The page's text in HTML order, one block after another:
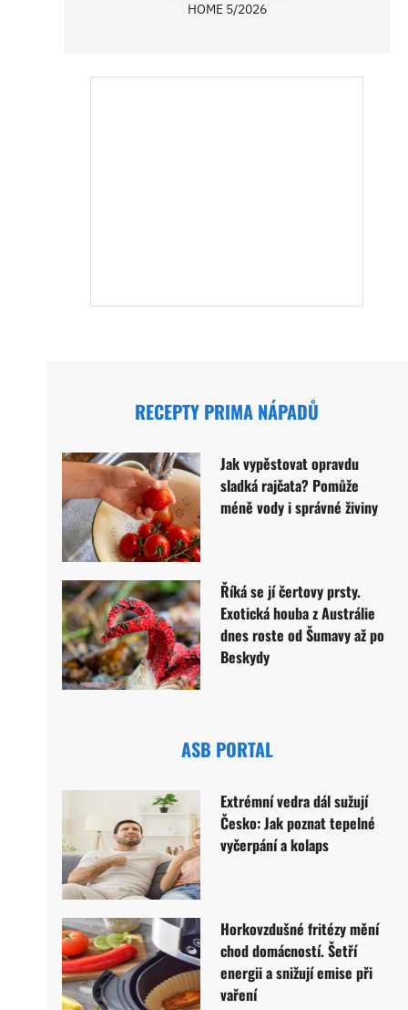
HOME 5/2026
RECEPTY PRIMA NÁPADŮ
Jak vypěstovat opravdu
sladká rajčata? Pomůže
méně vody i správné živiny
Říká se jí čertovy prsty.
Exotická houba z Austrálie
dnes roste od Šumavy až po
Beskydy
ASB PORTAL
Extrémní vedra dál sužují
Česko: Jak poznat tepelné
vyčerpání a kolaps
Horkovzdušné fritézy mění
chod domácností. Šetří
energii a snižují emise při
vaření